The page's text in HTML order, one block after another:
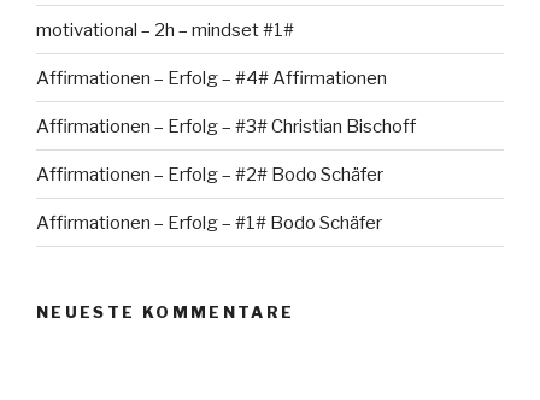
motivational – 2h – mindset #1#
Affirmationen – Erfolg – #4# Affirmationen
Affirmationen – Erfolg – #3# Christian Bischoff
Affirmationen – Erfolg – #2# Bodo Schäfer
Affirmationen – Erfolg – #1# Bodo Schäfer
NEUESTE KOMMENTARE